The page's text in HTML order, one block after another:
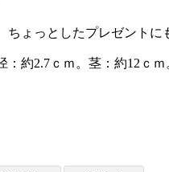
ちょっとしたプレゼントに
約2.7ｃｍ。茎：約12ｃｍ